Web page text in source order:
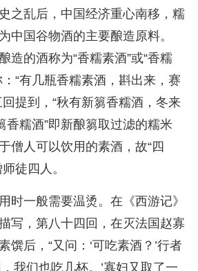
之乱后，中国经济重心南移，糯
中国谷物酒的主要酿造原料。
造的酒称为“香糯素酒”或“香糯
“有几瓶香糯素酒，斟出来，赛
提到，“秋有新篘香糯酒，冬来
香糯酒”即新酿篘取过滤的糯米
僧人可以饮用的素酒，故“四
徒四人。
时一般需要温烫。在《西游记》
写，第八十四回，在灭法国赵寡
馔后，“又问：‘可吃素酒？’行者
我们也吃几杯。’寡妇又取了一